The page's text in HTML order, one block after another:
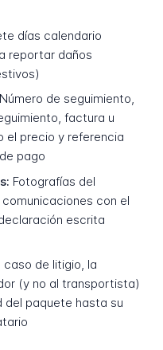
días calendario
reportar daños
Número de seguimiento,
factura u
el precio y referencia
pago
Fotografías del
con el
escrita
caso de litigio, la
(y no al transportista)
del paquete hasta su